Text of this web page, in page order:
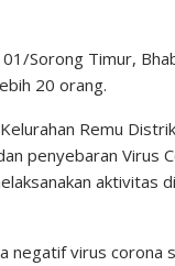
Sorong Timur,
20 orang.
Remu
penyebaran Virus
aktivitas
negatif virus corona